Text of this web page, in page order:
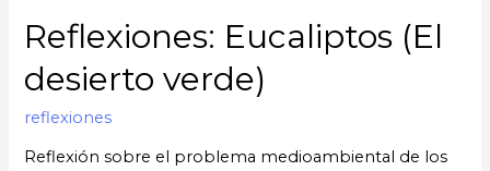
Reflexiones: Eucaliptos (El
desierto verde)
reflexiones
Reflexión sobre el problema medioambiental de los